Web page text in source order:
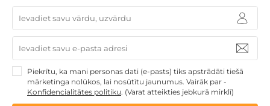
GribuAtpusties » Igaunija
Igaunija
Izvēlieties no53GribuAtpusties.lv atpūtas
piedāvājumiem
Piekrītu, ka mani personas dati (e-pasts) tiks apstrādāti tiešā
mārketinga nolūkos, lai nosūtītu jaunumus. Vairāk par -
Konfidencialitātes politiku. (Varat atteikties jebkurā mirklī)